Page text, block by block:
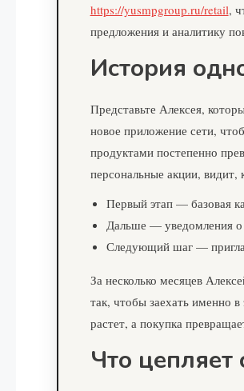
https://yusmpgroup.ru/retail,
предложения и аналитику
История
Представьте Алексея,
новое приложение сети,
продуктами постепенно
персональные акции, видит,
Первый этап — базовая
Дальше — уведомления о
Следующий шаг —
За несколько месяцев
так, чтобы заехать именно
растет, а покупка
Что цепляет